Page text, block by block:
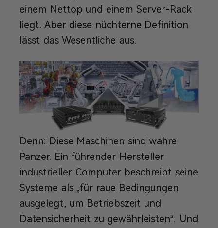
einem Nettop und einem Server-Rack
liegt. Aber diese nüchterne Definition
lässt das Wesentliche aus.
Denn: Diese Maschinen sind wahre
Panzer. Ein führender Hersteller
industrieller Computer beschreibt seine
Systeme als „für raue Bedingungen
ausgelegt, um Betriebszeit und
Datensicherheit zu gewährleisten“. Und